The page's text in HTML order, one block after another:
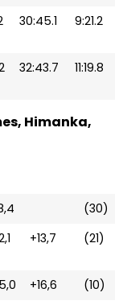
30:45.1 9:21.2
32:43.7 11:19.8
Himanka,
(30)
+13,7 (21)
+16,6
(10)